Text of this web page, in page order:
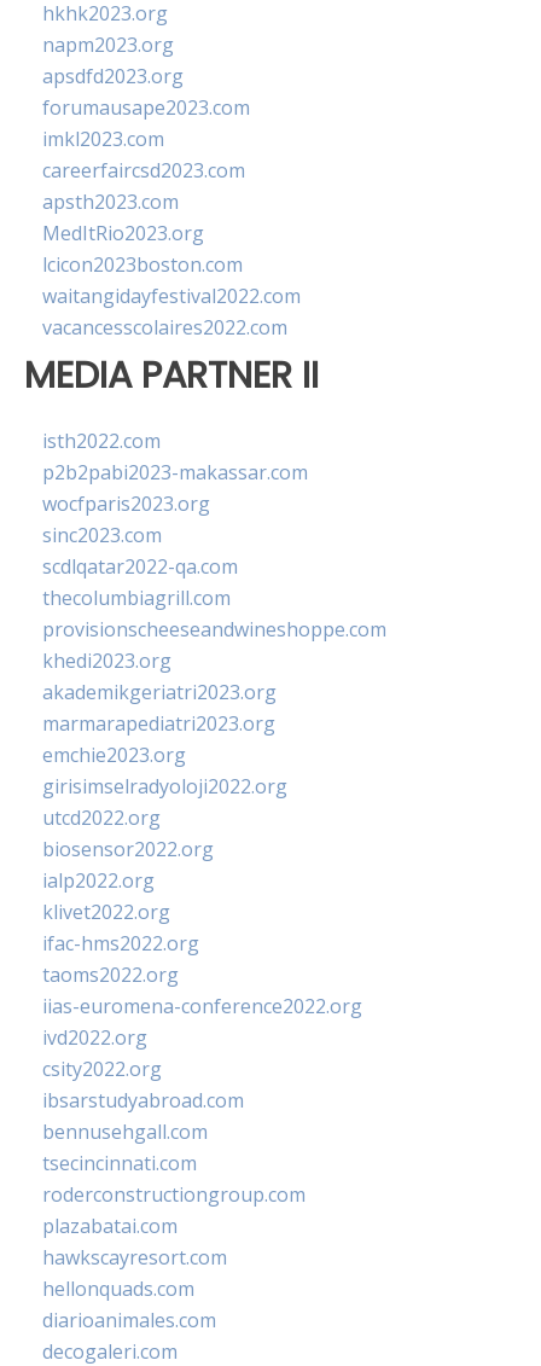
hkhk2023.org
napm2023.org
apsdfd2023.org
forumausape2023.com
imkl2023.com
careerfaircsd2023.com
apsth2023.com
MedItRio2023.org
lcicon2023boston.com
waitangidayfestival2022.com
vacancesscolaires2022.com
MEDIA PARTNER II
isth2022.com
p2b2pabi2023-makassar.com
wocfparis2023.org
sinc2023.com
scdlqatar2022-qa.com
thecolumbiagrill.com
provisionscheeseandwineshoppe.com
khedi2023.org
akademikgeriatri2023.org
marmarapediatri2023.org
emchie2023.org
girisimselradyoloji2022.org
utcd2022.org
biosensor2022.org
ialp2022.org
klivet2022.org
ifac-hms2022.org
taoms2022.org
iias-euromena-conference2022.org
ivd2022.org
csity2022.org
ibsarstudyabroad.com
bennusehgall.com
tsecincinnati.com
roderconstructiongroup.com
plazabatai.com
hawkscayresort.com
hellonquads.com
diarioanimales.com
decogaleri.com